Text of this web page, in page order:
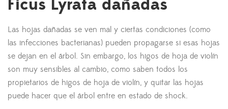
Ficus Lyrata dañadas
Las hojas dañadas se ven mal y ciertas condiciones (como
las infecciones bacterianas) pueden propagarse si esas hojas
se dejan en el árbol. Sin embargo, los higos de hoja de violín
son muy sensibles al cambio, como saben todos los
propietarios de higos de hoja de violín, y quitar las hojas
puede hacer que el árbol entre en estado de shock.